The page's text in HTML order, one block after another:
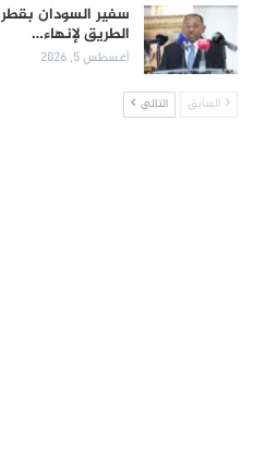
سفير السودان
الطريق لإنهاء…
أغسطس 5, 2026
السابق التالي